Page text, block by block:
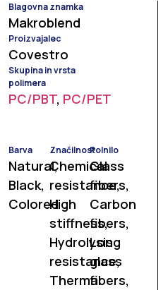
Blagovna znamka
Makroblend
Proizvajalec
Covestro
Skupina in vrsta
polimera
PC/PBT, PC/PET
Barva
Natural,
Black,
Colored
Značilnost
Chemical
resistance,
High
stiffness,
Hydrolysis
resistance,
Thermal
Polnilo
Glass
fibers,
Carbon
fibers,
Long
glass
fibers,